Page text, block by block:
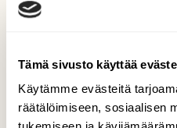
Tämä sivusto käyttää
Käytämme evästeitä
räätälöimiseen, sosiaalisen